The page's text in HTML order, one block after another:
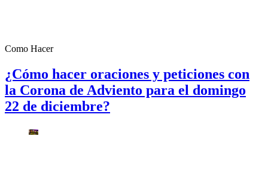
Como Hacer
¿Cómo hacer oraciones y peticiones con
la Corona de Adviento para el domingo
22 de diciembre?